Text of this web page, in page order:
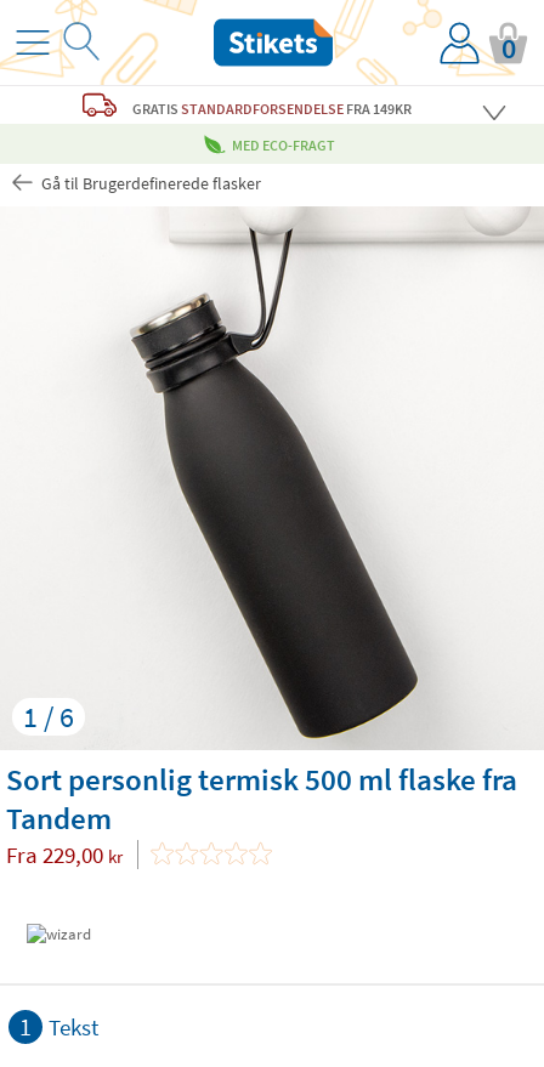
0
GRATISSTANDARDFORSENDELSE FRA 149KR
MED ECO-FRAGT
Gå til Brugerdefinerede flasker
1 / 6
Sort personlig termisk 500 ml flaske fra
Tandem
Fra 229,00 kr
1 Tekst